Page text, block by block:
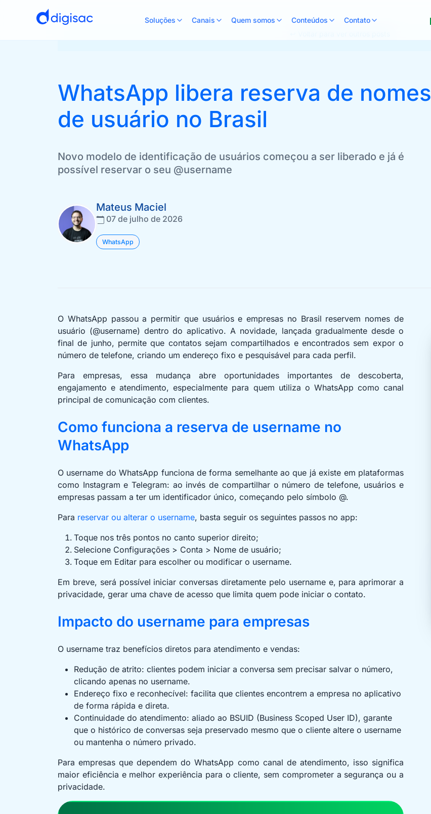
Soluções Canais Quem somos Conteúdos Contato
WhatsApp libera reserva de nomes
de usuário no Brasil
Novo modelo de identificação de usuários começou a ser liberado e já é
possível reservar o seu @username
Mateus Maciel
07 de julho de 2026
WhatsApp
O WhatsApp passou a permitir que usuários e empresas no Brasil reservem nomes de
usuário (@username) dentro do aplicativo. A novidade, lançada gradualmente desde o
final de junho, permite que contatos sejam compartilhados e encontrados sem expor o
número de telefone, criando um endereço fixo e pesquisável para cada perfil.
Para empresas, essa mudança abre oportunidades importantes de descoberta,
engajamento e atendimento, especialmente para quem utiliza o WhatsApp como canal
principal de comunicação com clientes.
Como funciona a reserva de username no
WhatsApp
O username do WhatsApp funciona de forma semelhante ao que já existe em plataformas
como Instagram e Telegram: ao invés de compartilhar o número de telefone, usuários e
empresas passam a ter um identificador único, começando pelo símbolo @.
Para reservar ou alterar o username, basta seguir os seguintes passos no app:
Toque nos três pontos no canto superior direito;
Selecione Configurações > Conta > Nome de usuário;
Toque em Editar para escolher ou modificar o username.
Em breve, será possível iniciar conversas diretamente pelo username e, para aprimorar a
privacidade, gerar uma chave de acesso que limita quem pode iniciar o contato.
Impacto do username para empresas
O username traz benefícios diretos para atendimento e vendas:
Redução de atrito: clientes podem iniciar a conversa sem precisar salvar o número,
clicando apenas no username.
Endereço fixo e reconhecível: facilita que clientes encontrem a empresa no aplicativo
de forma rápida e direta.
Continuidade do atendimento: aliado ao BSUID (Business Scoped User ID), garante
que o histórico de conversas seja preservado mesmo que o cliente altere o username
ou mantenha o número privado.
Para empresas que dependem do WhatsApp como canal de atendimento, isso significa
maior eficiência e melhor experiência para o cliente, sem comprometer a segurança ou a
privacidade.